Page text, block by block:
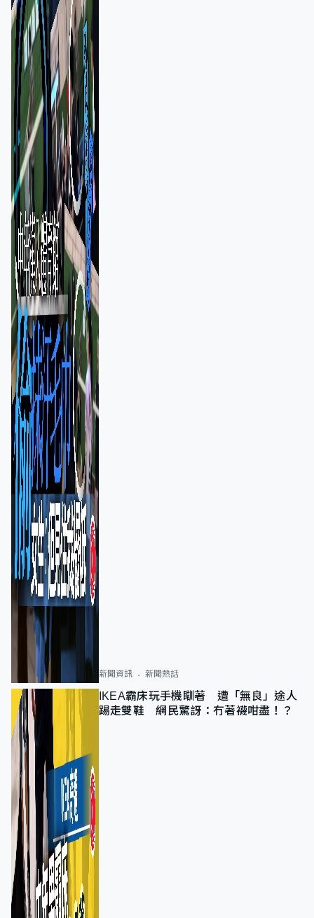
新聞資訊 新聞熱話
IKEA霸床玩手機瞓著 遭「無良」途人
踢走雙鞋 網民驚訝：冇著襪咁盡！？